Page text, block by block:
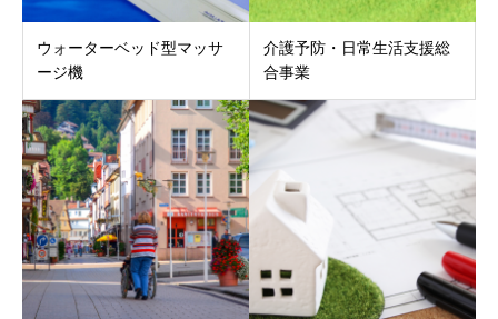
ウォーターベッド型マッサ
ージ機
介護予防・日常生活支援総
合事業